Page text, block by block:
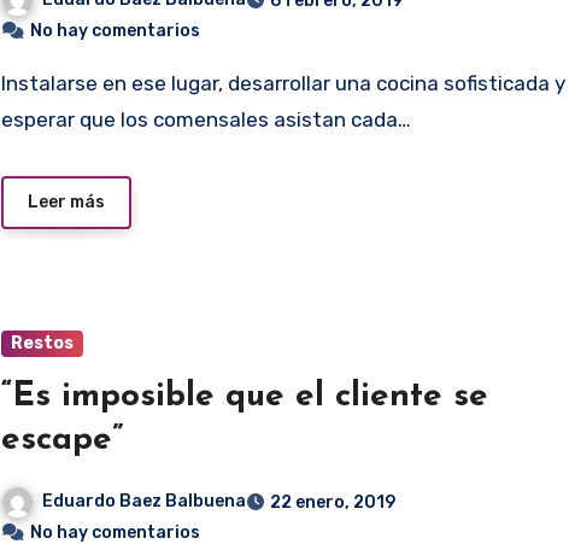
No hay comentarios
Instalarse en ese lugar, desarrollar una cocina sofisticada y
esperar que los comensales asistan cada…
Leer más
Restos
“Es imposible que el cliente se
escape”
Eduardo Baez Balbuena
22 enero, 2019
No hay comentarios